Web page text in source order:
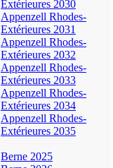
Extérieures 2030
Appenzell Rhodes-
Extérieures 2031
Appenzell Rhodes-
Extérieures 2032
Appenzell Rhodes-
Extérieures 2033
Appenzell Rhodes-
Extérieures 2034
Appenzell Rhodes-
Extérieures 2035
Berne 2025